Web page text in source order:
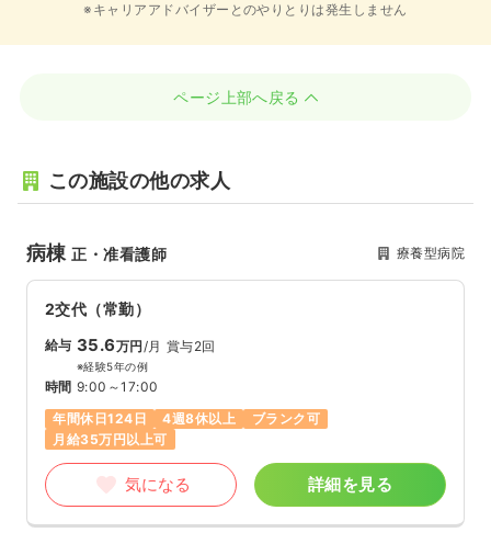
※キャリアアドバイザーとのやりとりは発生しません
ページ上部へ戻る
この施設の他の求人
病棟正・准看護師 療養型病院
2交代（常勤）
給与 35.6万円/月 賞与2回
※経験5年の例
時間 9:00～17:00
年間休日124日
4週8休以上
ブランク可
月給35万円以上可
気になる 詳細を見る